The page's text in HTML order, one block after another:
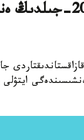
ق ر پرەزيدەنتى
جىلدىڭ